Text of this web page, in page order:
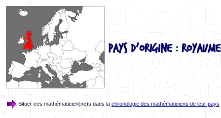
Pays d'origine :
Situer ces mathématicien(ne)s dans la chronologie des mathématiciens de leur pays